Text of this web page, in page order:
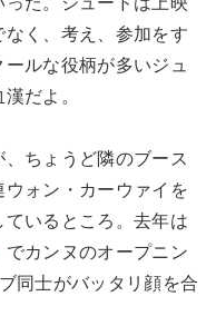
く、考え、参加をす
ルな役柄が多いジュ
だよ。
ちょうど隣のブース
ォン・カーウァイを
いるところ。去年は
でカンヌのオープニン
同士がバッタリ顔を合